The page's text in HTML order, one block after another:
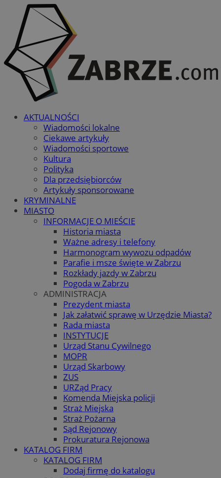
AKTUALNOŚCI
Wiadomości lokalne
Ciekawe artykuły
Wiadomości sportowe
Kultura
Polityka
Dla przedsiębiorców
Artykuły sponsorowane
KRYMINALNE
MIASTO
INFORMACJE O MIEŚCIE
Historia miasta
Ważne adresy i telefony
Harmonogram wywozu odpadów
Parafie i msze święte w Zabrzu
Rozkłady jazdy w Zabrzu
Pogoda w Zabrzu
ADMINISTRACJA
Prezydent miasta
Jak załatwić sprawę w Urzędzie Miasta?
Rada miasta
INSTYTUCJE
Urząd Stanu Cywilnego
MOPR
Urząd Skarbowy
ZUS
URZąd Pracy
Komenda Miejska policji
Straż Miejska
Straż Pożarna
Sąd Rejonowy
Prokuratura Rejonowa
KATALOG FIRM
KATALOG FIRM
Dodaj firmę do katalogu